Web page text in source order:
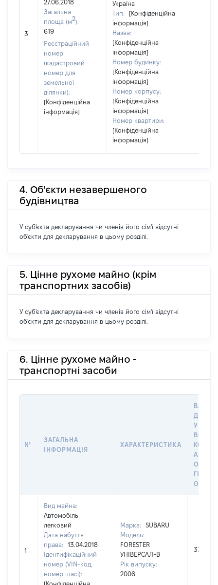
3
27.06.2018
Загальна
площа (м2):
619
Реєстраційний
номер
(кадастровий
номер для
земельної
ділянки):
[Конфіденційна
інформація]
Україна
Тип:
[Конфіденційна
інформація]
Назва:
[Конфіденційна
інформація]
Номер будинку:
[Конфіденційна
інформація]
Номер корпусу:
[Конфіденційна
інформація]
Номер квартири:
[Конфіденційна
інформація]
4. Об'єкти незавершеного
будівництва
У суб'єкта декларування чи членів його сім'ї відсутні
об'єкти для декларування в цьому розділі.
5. Цінне рухоме майно (крім
транспортних засобів)
У суб'єкта декларування чи членів його сім'ї відсутні
об'єкти для декларування в цьому розділі.
6. Цінне рухоме майно -
транспортні засоби
№
ЗАГАЛЬНА
ІНФОРМАЦІЯ
ХАРАКТЕРИСТИКА
ДАТУ
У
АБО
1
Вид майна:
Автомобіль
легковий
Дата набуття
права:
13.04.2018
Ідентифікаційний
номер (VIN-код,
номер шасі):
[Конфіденційна
Марка:
SUBARU
Модель:
FORESTER
УНІВЕРСАЛ-В
Рік випуску:
2006
37000